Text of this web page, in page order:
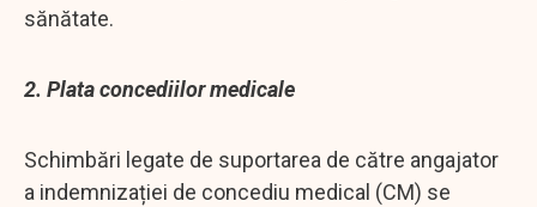
sănătate.
2. Plata concediilor medicale
Schimbări legate de suportarea de către angajator
a indemnizației de concediu medical (CM) se